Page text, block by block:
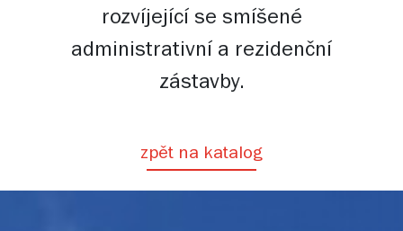
rozvíjející se smíšené
administrativní a rezidenční
zástavby.
zpět na katalog